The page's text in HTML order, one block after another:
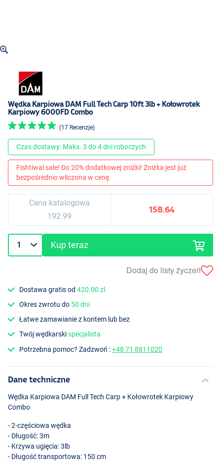
Wędka Karpiowa DAM Full Tech Carp 10ft 3lb + Kołowrotek
Karpiowy 6000FD Combo
(17 Recenzje)
Czas dostawy: Maks. 3 do 4 dni roboczych
Fishtiwal sale! Do 20% dodatkowej zniżki! Zniżka jest już
bezpośrednio wliczona w cenę.
Cena katalogowa
192.99
158.64
Kup teraz
Dodaj do listy życzeń
Dostawa gratis od420.00 zl
Okres zwrotu do 50 dni
Łatwe zamawianie z kontem lub bez
Twój wędkarskispecjalista
Potrzebna pomoc? Zadzwoń :+48 71 8811020
Dane techniczne
Wędka Karpiowa DAM Full Tech Carp + Kołowrotek Karpiowy
Combo
- 2-częściowa wędka
- Długość: 3m
- Krzywa ugięcia: 3lb
- Długość transportowa: 150 cm